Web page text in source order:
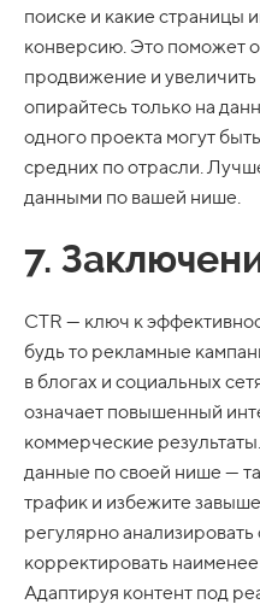
поиске и какие страницы
конверсию. Это поможет
продвижение и
опирайтесь только на
одного проекта могут
средних по отрасли.
данными по вашей нише.
7.
CTR — ключ к
будь то рекламные
в блогах и социальных
означает повышенный
коммерческие
данные по своей нише —
трафик и избежите
регулярно
корректировать
Адаптируя контент под